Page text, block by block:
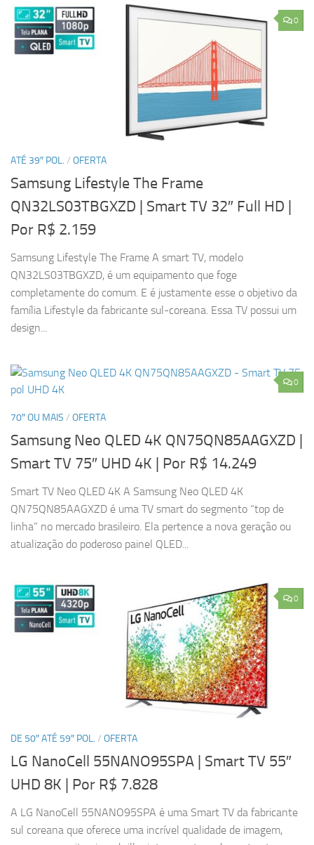
0
ATÉ 39″ POL. / OFERTA
Samsung Lifestyle The Frame
QN32LS03TBGXZD | Smart TV 32″ Full HD |
Por R$ 2.159
Samsung Lifestyle The Frame A smart TV, modelo
QN32LS03TBGXZD, é um equipamento que foge
completamente do comum. E é justamente esse o objetivo da
família Lifestyle da fabricante sul-coreana. Essa TV possui um
design...
0
70″ OU MAIS / OFERTA
Samsung Neo QLED 4K QN75QN85AAGXZD |
Smart TV 75″ UHD 4K | Por R$ 14.249
Smart TV Neo QLED 4K A Samsung Neo QLED 4K
QN75QN85AAGXZD é uma TV smart do segmento “top de
linha” no mercado brasileiro. Ela pertence a nova geração ou
atualização do poderoso painel QLED...
0
DE 50″ ATÉ 59″ POL. / OFERTA
LG NanoCell 55NANO95SPA | Smart TV 55″
UHD 8K
| Por R$ 7.828
A LG NanoCell 55NANO95SPA é uma Smart TV da fabricante
sul coreana que oferece uma incrível qualidade de imagem,